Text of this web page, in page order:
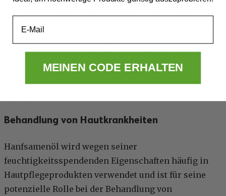
Gesundheit spielen und möglicherweise das Risiko
dient die in Hanf enthaltene Aminosäure Arginin als
Vorläufer von Stickstoffmonoxid, das zur
Erweiterung der Blutgefäße und zur Regulierung des
Behandlung von Hautkrankheiten
Hanfsamenöl wird wegen seiner
feuchtigkeitsspendenden Eigenschaften häufig in
Hautpflegeprodukten verwendet und ist für seine
potenzielle Rolle bei der Behandlung von
Email
MEINEN CODE ERHALTEN